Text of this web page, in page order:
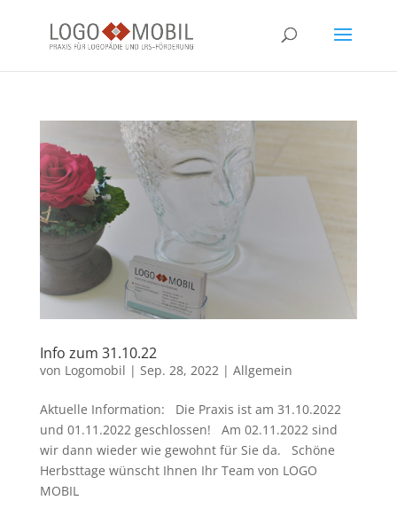
Info zum 31.10.22
von Logomobil | Sep. 28, 2022| Allgemein
Aktuelle Information: Die Praxis ist am 31.10.2022
und 01.11.2022 geschlossen! Am 02.11.2022 sind
wir dann wieder wie gewohnt für Sie da. Schöne
Herbsttage wünscht Ihnen Ihr Team von LOGO
MOBIL